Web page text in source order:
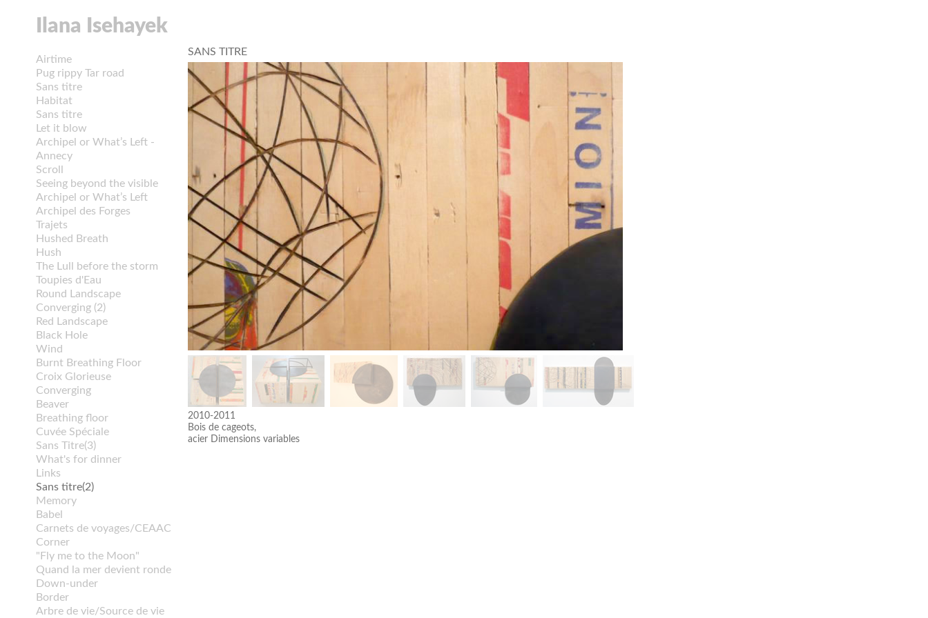
Ilana Isehayek
Airtime
Pug rippy Tar road
Sans titre
Habitat
Sans titre
Let it blow
Archipel or What’s Left -
Annecy
Scroll
Seeing beyond the visible
Archipel or What’s Left
Archipel des Forges
Trajets
Hushed Breath
Hush
The Lull before the storm
Toupies d'Eau
Round Landscape
Converging (2)
Red Landscape
Black Hole
Wind
Burnt Breathing Floor
Croix Glorieuse
Converging
Beaver
Breathing floor
Cuvée Spéciale
Sans Titre(3)
What's for dinner
Links
Sans titre(2)
Memory
Babel
Carnets de voyages/CEAAC
Corner
"Fly me to the Moon"
Quand la mer devient ronde
Down-under
Border
Arbre de vie/Source de vie
SANS TITRE
2010-2011
Bois de cageots,
acier Dimensions variables